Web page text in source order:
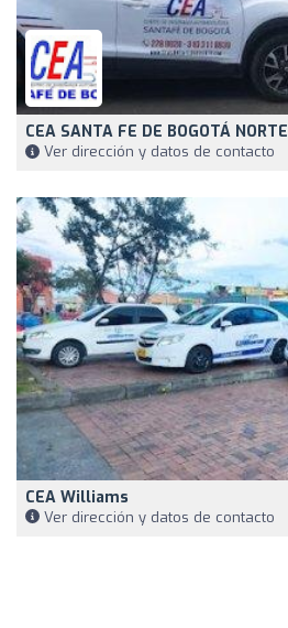
CEA SANTA FE DE BOGOTÁ NORTE
Ver dirección y datos de contacto
CEA Williams
Ver dirección y datos de contacto